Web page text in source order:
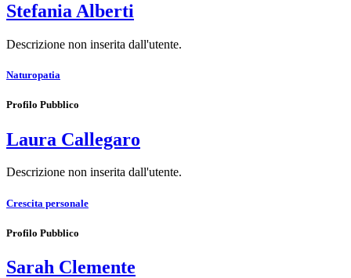
Stefania Alberti
Descrizione non inserita dall'utente.
Naturopatia
Profilo Pubblico
Laura Callegaro
Descrizione non inserita dall'utente.
Crescita personale
Profilo Pubblico
Sarah Clemente